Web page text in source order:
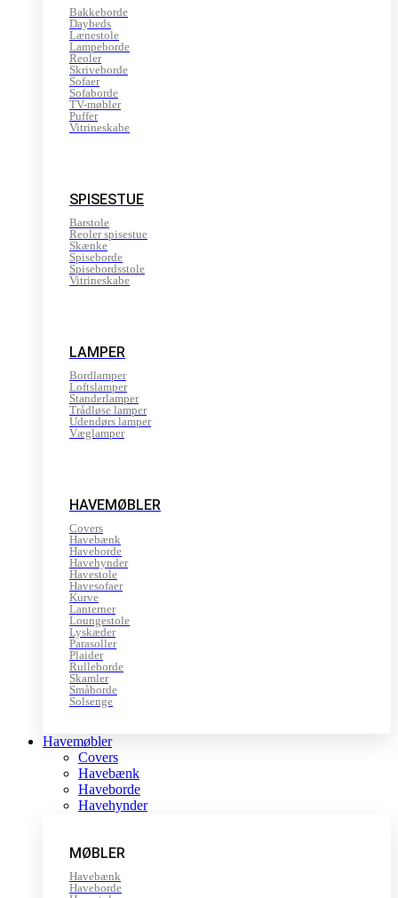
Bakkeborde
Daybeds
Lænestole
Lampeborde
Reoler
Skriveborde
Sofaer
Sofaborde
TV-møbler
Puffer
Vitrineskabe
SPISESTUE
Barstole
Reoler spisestue
Skænke
Spiseborde
Spisebordsstole
Vitrineskabe
LAMPER
Bordlamper
Loftslamper
Standerlamper
Trådløse lamper
Udendørs lamper
Væglamper
HAVEMØBLER
Covers
Havebænk
Haveborde
Havehynder
Havestole
Havesofaer
Kurve
Lanterner
Loungestole
Lyskæder
Parasoller
Plaider
Rulleborde
Skamler
Småborde
Solsenge
Havemøbler
Covers
Havebænk
Haveborde
Havehynder
MØBLER
Havebænk
Haveborde